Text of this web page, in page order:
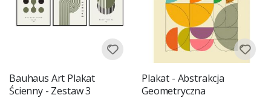
Bauhaus Art Plakat
Ścienny - Zestaw 3
Plakat - Abstrakcja
Geometryczna